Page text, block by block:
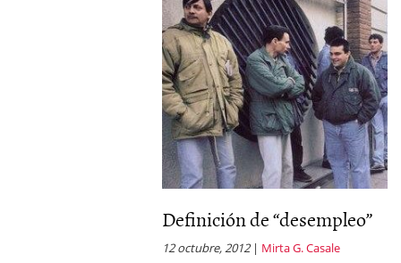
Definición de “desempleo”
Mirta G. Casale